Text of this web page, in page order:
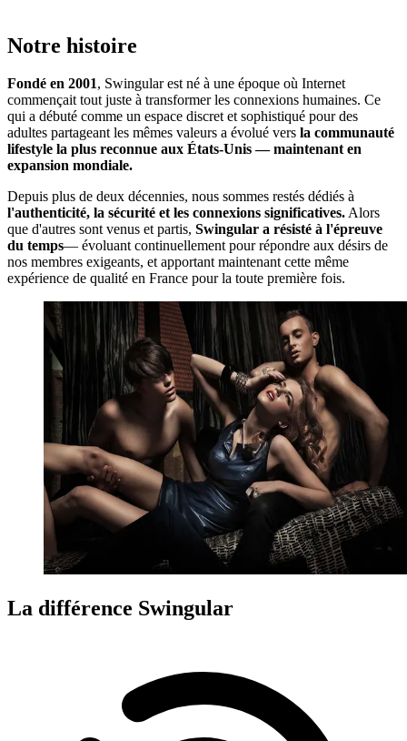
Notre histoire
Fondé en 2001, Swingular est né à une époque où Internet
commençait tout juste à transformer les connexions humaines. Ce
qui a débuté comme un espace discret et sophistiqué pour des
adultes partageant les mêmes valeurs a évolué vers la communauté
lifestyle la plus reconnue aux États-Unis — maintenant en
expansion mondiale.
Depuis plus de deux décennies, nous sommes restés dédiés à
l'authenticité, la sécurité et les connexions significatives.Alors
que d'autres sont venus et partis, Swingular a résisté à l'épreuve
du temps— évoluant continuellement pour répondre aux désirs de
nos membres exigeants, et apportant maintenant cette même
expérience de qualité en France pour la toute première fois.
La différence Swingular